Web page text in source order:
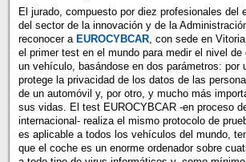
El jurado, compuesto por diez profesionales del
del sector de la innovación y de la
reconocer a EUROCYBCAR, con sede en
el primer test en el mundo para medir el nivel de
un vehículo, basándose en dos parámetros: por
protege la privacidad de los datos de las
de un automóvil y, por otro, y mucho más
sus vidas. El test EUROCYBCAR -en proceso
internacional- realiza el mismo protocolo de
es aplicable a todos los vehículos del mundo,
que el coche es un enorme ordenador sobre